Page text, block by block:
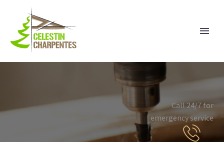
Call 24/7 for
emergency service